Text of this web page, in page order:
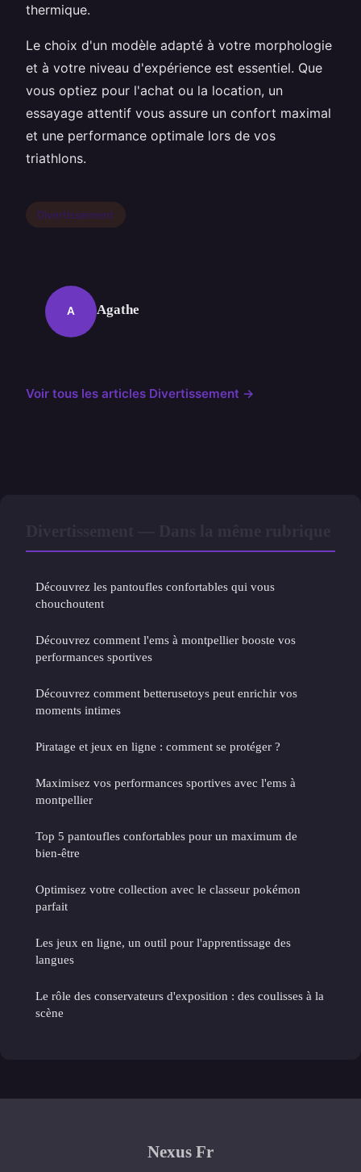
thermique.
Le choix d'un modèle adapté à votre morphologie
et à votre niveau d'expérience est essentiel. Que
vous optiez pour l'achat ou la location, un
essayage attentif vous assure un confort maximal
et une performance optimale lors de vos
triathlons.
Divertissement
A Agathe
Voir tous les articles Divertissement →
Découvrez les pantoufles confortables qui vous
chouchoutent
Découvrez comment l'ems à montpellier booste vos
performances sportives
Découvrez comment betterusetoys peut enrichir vos
moments intimes
Piratage et jeux en ligne : comment se protéger ?
Maximisez vos performances sportives avec l'ems à
montpellier
Top 5 pantoufles confortables pour un maximum de
bien-être
Optimisez votre collection avec le classeur pokémon
parfait
Les jeux en ligne, un outil pour l'apprentissage des
langues
Le rôle des conservateurs d'exposition : des coulisses à la
scène
Nexus Fr